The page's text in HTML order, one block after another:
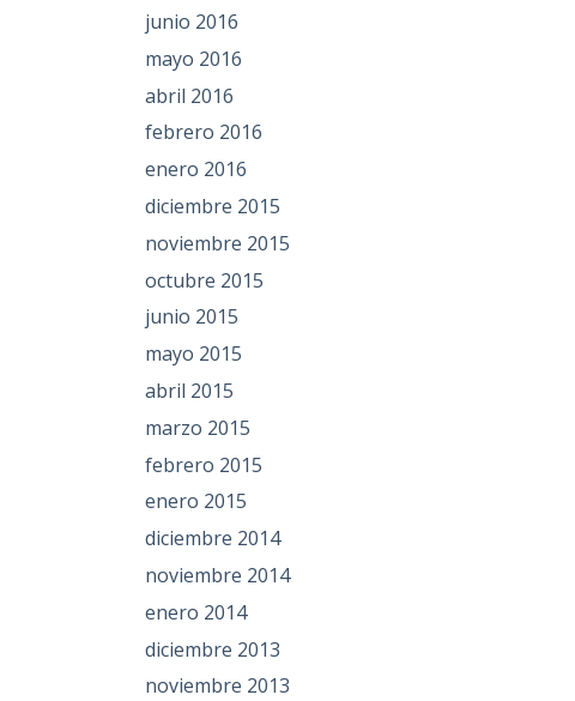
junio 2016
mayo 2016
abril 2016
febrero 2016
enero 2016
diciembre 2015
noviembre 2015
octubre 2015
junio 2015
mayo 2015
abril 2015
marzo 2015
febrero 2015
enero 2015
diciembre 2014
noviembre 2014
enero 2014
diciembre 2013
noviembre 2013